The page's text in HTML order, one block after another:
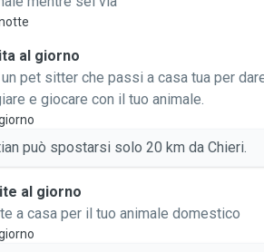
al giorno
pet sitter che passi a casa tua per
e giocare con il tuo animale.
può spostarsi solo 20 km da Chieri.
al giorno
a casa per il tuo animale domestico